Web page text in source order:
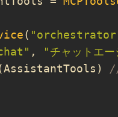
(
, "チャットエー